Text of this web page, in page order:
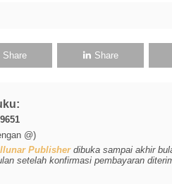
Share Share
@)
Publisherdibuka sampai akhir
setelah konfirmasi pembayaran